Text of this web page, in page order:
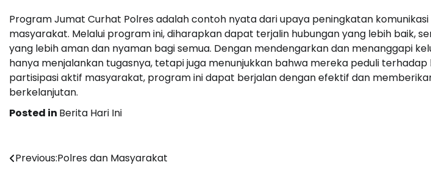
Program Jumat Curhat Polres adalah contoh nyata dari upaya peningkatan
masyarakat. Melalui program ini, diharapkan dapat terjalin hubungan yang lebih baik,
yang lebih aman dan nyaman bagi semua. Dengan mendengarkan dan menanggapi
hanya menjalankan tugasnya, tetapi juga menunjukkan bahwa mereka peduli
partisipasi aktif masyarakat, program ini dapat berjalan dengan efektif dan
berkelanjutan.
Posted in Berita Hari Ini
Post
Previous:Polres dan Masyarakat